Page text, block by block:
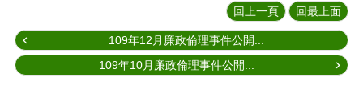
回上一頁 回最上面
109年12月廉政倫理事件公開...
109年10月廉政倫理事件公開...